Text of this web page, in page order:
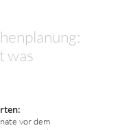
was
vor dem